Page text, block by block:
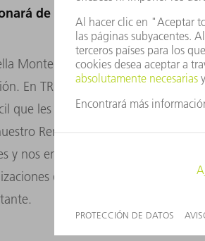
de forma duradera...
Montelatici: Exactamente. Una
En TRUMPF resolvemos los
que les resulta a la mayoría
Remote Control Center
y nos encargamos de un gran
de seguridad de forma